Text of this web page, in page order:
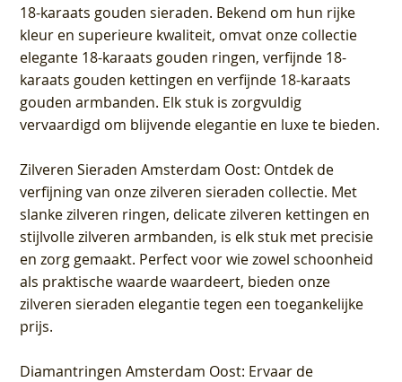
18-karaats gouden sieraden. Bekend om hun rijke
kleur en superieure kwaliteit, omvat onze collectie
elegante 18-karaats gouden ringen, verfijnde 18-
karaats gouden kettingen en verfijnde 18-karaats
gouden armbanden. Elk stuk is zorgvuldig
vervaardigd om blijvende elegantie en luxe te bieden.
Zilveren Sieraden Amsterdam Oost: Ontdek de
verfijning van onze zilveren sieraden collectie. Met
slanke zilveren ringen, delicate zilveren kettingen en
stijlvolle zilveren armbanden, is elk stuk met precisie
en zorg gemaakt. Perfect voor wie zowel schoonheid
als praktische waarde waardeert, bieden onze
zilveren sieraden elegantie tegen een toegankelijke
prijs.
Diamantringen Amsterdam Oost: Ervaar de